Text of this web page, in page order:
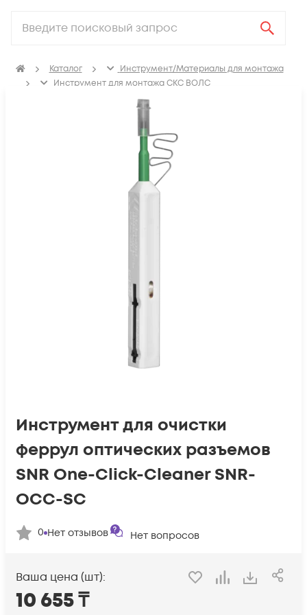
Каталог
Инструмент/Материалы для монтажа
Инструмент для монтажа СКС ВОЛС
Инструмент для очистки
феррул оптических разъемов
SNR One-Click-Cleaner SNR-
OCC-SC
0 Нет отзывов Нет вопросов
Ваша цена (шт):
10 655₸